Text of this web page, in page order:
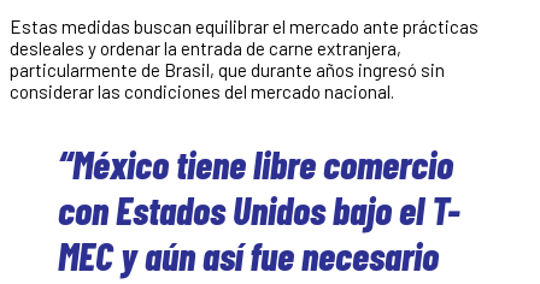
Estas medidas buscan equilibrar el mercado ante prácticas
desleales y ordenar la entrada de carne extranjera,
particularmente de Brasil, que durante años ingresó sin
considerar las condiciones del mercado nacional.
“México tiene libre comercio
con Estados Unidos bajo el T-
MEC y aún así fue necesario